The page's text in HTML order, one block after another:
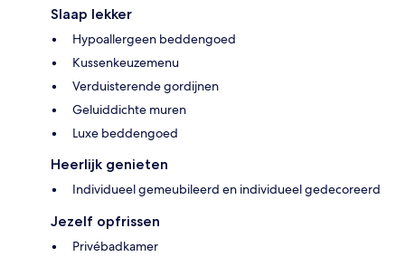
Slaap lekker
Hypoallergeen beddengoed
Kussenkeuzemenu
Verduisterende gordijnen
Geluiddichte muren
Luxe beddengoed
Heerlijk genieten
Individueel gemeubileerd en individueel gedecoreerd
Jezelf opfrissen
Privébadkamer